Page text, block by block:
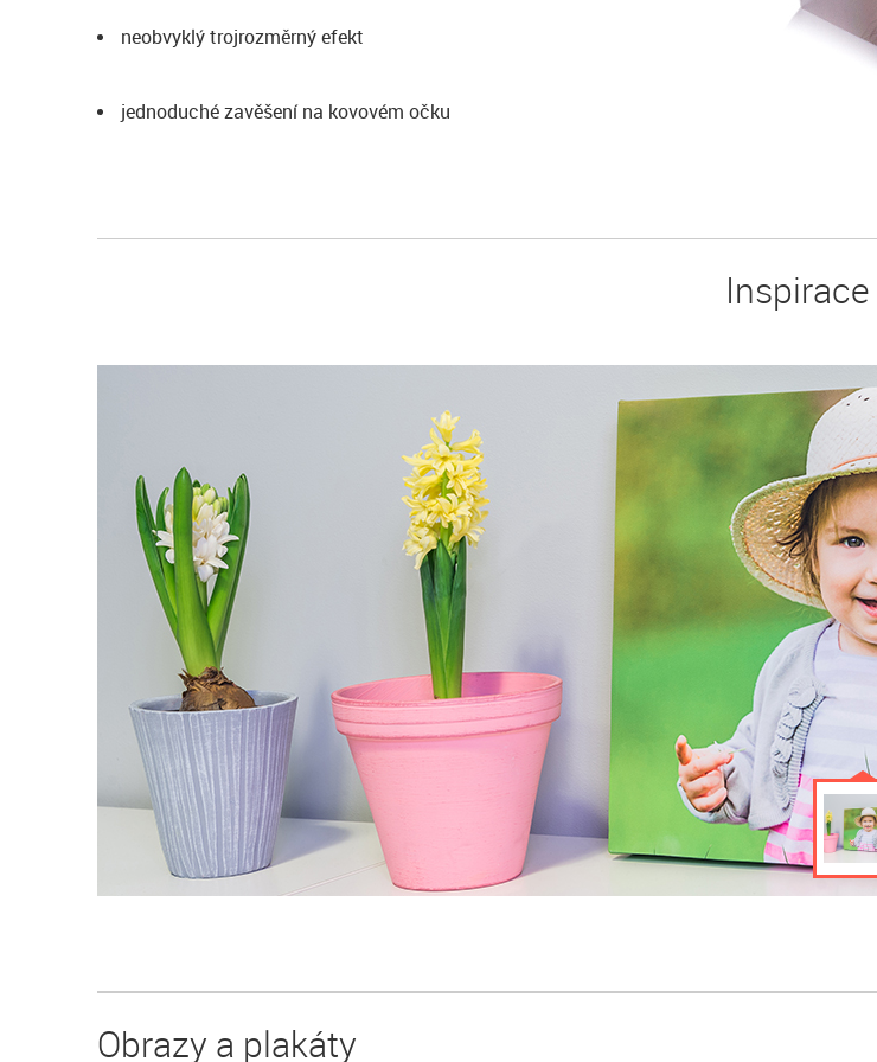
neobvyklý trojrozměrný efekt
jednoduché zavěšení na kovovém očku
Inspirace
Obrazy a plakáty